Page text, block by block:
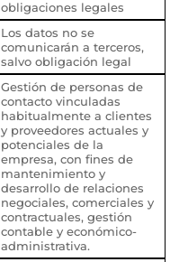
obligaciones legales
Los datos no se
comunicarán a terceros,
salvo obligación legal
Gestión de personas de
contacto vinculadas
habitualmente a clientes
y proveedores actuales y
potenciales de la
empresa, con fines de
mantenimiento y
desarrollo de relaciones
negociales, comerciales y
contractuales, gestión
contable y económico-
administrativa.